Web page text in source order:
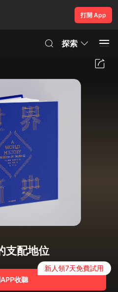
打開 App
探索
支配地位
收聽
新人領7天免費試用